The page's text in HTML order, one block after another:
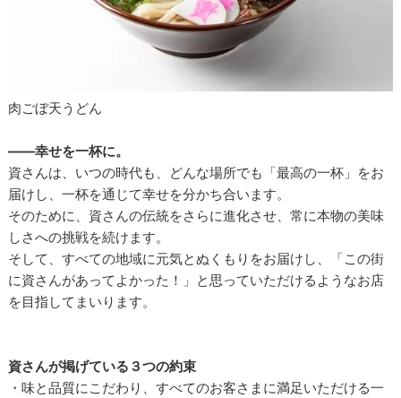
肉ごぼ天うどん
――幸せを一杯に。
資さんは、いつの時代も、どんな場所でも「最高の一杯」をお
届けし、一杯を通じて幸せを分かち合います。
そのために、資さんの伝統をさらに進化させ、常に本物の美味
しさへの挑戦を続けます。
そして、すべての地域に元気とぬくもりをお届けし、「この街
に資さんがあってよかった！」と思っていただけるようなお店
を目指してまいります。
資さんが掲げている３つの約束
・味と品質にこだわり、すべてのお客さまに満足いただける一